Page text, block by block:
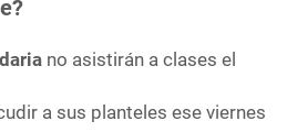
no asistirán a clases el
a sus planteles ese viernes